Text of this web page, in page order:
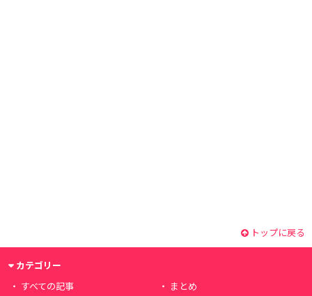
トップに戻る
カテゴリー
すべての記事
まとめ